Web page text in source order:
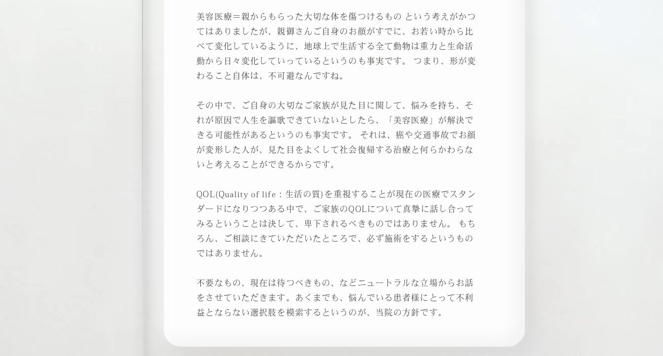
美容医療＝親からもらった大切な体を傷つけるもの という考えがかつ
てはありましたが、親御さんご自身のお顔がすでに、お若い時から比
べて変化しているように、地球上で生活する全て動物は重力と生命活
動から日々変化していっているというのも事実です。 つまり、形が変
わること自体は、不可避なんですね。
その中で、ご自身の大切なご家族が見た目に関して、悩みを持ち、そ
れが原因で人生を謳歌できていないとしたら、「美容医療」が解決で
きる可能性があるというのも事実です。 それは、癌や交通事故でお顔
が変形した人が、見た目をよくして社会復帰する治療と何らかわらな
いと考えることができるからです。
QOL(Quality of life：生活の質)を重視することが現在の医療でスタン
ダードになりつつある中で、ご家族のQOLについて真摯に話し合って
みるということは決して、卑下されるべきものではありません。 もち
ろん、ご相談にきていただいたところで、必ず施術をするというもの
ではありません。
不要なもの、現在は待つべきもの、などニュートラルな立場からお話
をさせていただきます。あくまでも、悩んでいる患者様にとって不利
益とならない選択肢を模索するというのが、当院の方針です。